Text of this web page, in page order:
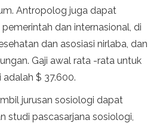
Antropolog juga dapat
dan internasional, di
dan asosiasi nirlaba, dan
Gaji awal rata -rata untuk
$ 37.600.
jurusan sosiologi dapat
studi pascasarjana sosiologi,